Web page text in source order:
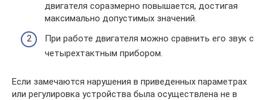
двигателя соразмерно повышается, достигая
максимально допустимых значений.
При работе двигателя можно сравнить его звук с
четырехтактным прибором.
Если замечаются нарушения в приведенных параметрах
или регулировка устройства была осуществлена не в